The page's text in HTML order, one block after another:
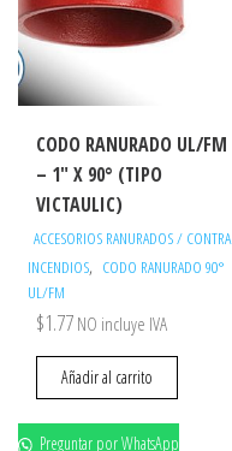
CODO RANURADO UL/FM
– 1″ X 90° (TIPO
VICTAULIC)
ACCESORIOS RANURADOS / CONTRA
INCENDIOS, CODO RANURADO 90°
UL/FM
$1.77 NO incluye IVA
Añadir al carrito
Preguntar por WhatsApp